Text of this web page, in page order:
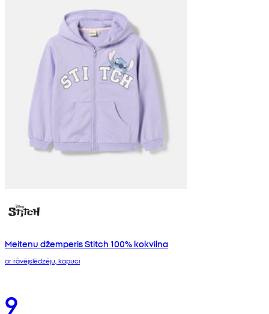
Meiteņu džemperis Stitch 100% kokvilna
ar rāvējslēdzēju, kapuci
9